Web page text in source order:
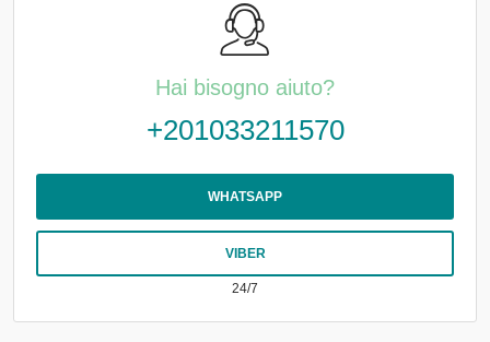
Hai bisogno aiuto?
+201033211570
WHATSAPP
VIBER
24/7